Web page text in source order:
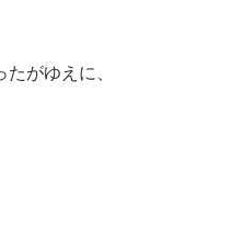
がゆえに、